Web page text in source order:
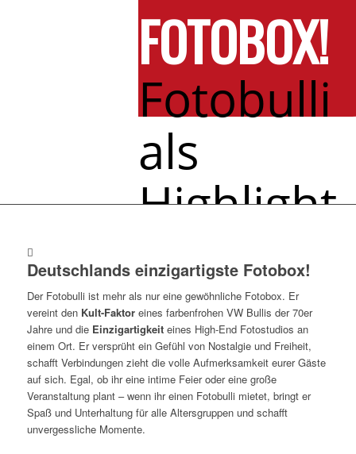
FOTOBOX!
Fotobulli
als
Highlight
für
dein
Event.!
Deutschlands einzigartigste Fotobox!
Der Fotobulli ist mehr als nur eine gewöhnliche Fotobox. Er
vereint den Kult-Faktor eines farbenfrohen VW Bullis der 70er
Jahre und die Einzigartigkeiteines High-End Fotostudios an
einem Ort. Er versprüht ein Gefühl von Nostalgie und Freiheit,
schafft Verbindungen zieht die volle Aufmerksamkeit eurer Gäste
auf sich. Egal, ob ihr eine intime Feier oder eine große
Veranstaltung plant – wenn ihr einen Fotobulli mietet, bringt er
Spaß und Unterhaltung für alle Altersgruppen und schafft
unvergessliche Momente.